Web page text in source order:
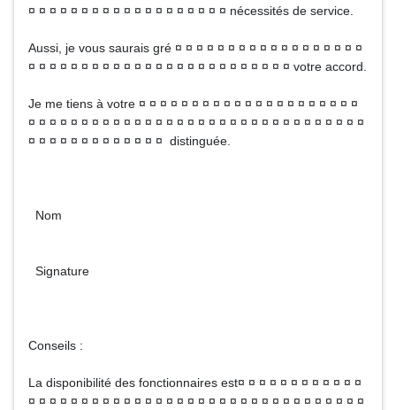
¤ ¤ ¤ ¤ ¤ ¤ ¤ ¤ ¤ ¤ ¤ ¤ ¤ ¤ ¤ ¤ ¤ ¤ ¤ nécessités de service.
Aussi, je vous saurais gré ¤ ¤ ¤ ¤ ¤ ¤ ¤ ¤ ¤ ¤ ¤ ¤ ¤ ¤ ¤ ¤ ¤ ¤
¤ ¤ ¤ ¤ ¤ ¤ ¤ ¤ ¤ ¤ ¤ ¤ ¤ ¤ ¤ ¤ ¤ ¤ ¤ ¤ ¤ ¤ ¤ ¤ ¤ votre accord.
Je me tiens à votre ¤ ¤ ¤ ¤ ¤ ¤ ¤ ¤ ¤ ¤ ¤ ¤ ¤ ¤ ¤ ¤ ¤ ¤ ¤ ¤ ¤
¤ ¤ ¤ ¤ ¤ ¤ ¤ ¤ ¤ ¤ ¤ ¤ ¤ ¤ ¤ ¤ ¤ ¤ ¤ ¤ ¤ ¤ ¤ ¤ ¤ ¤ ¤ ¤ ¤ ¤ ¤ ¤
¤ ¤ ¤ ¤ ¤ ¤ ¤ ¤ ¤ ¤ ¤ ¤ ¤ distinguée.
Nom
Signature
Conseils :
La disponibilité des fonctionnaires est¤ ¤ ¤ ¤ ¤ ¤ ¤ ¤ ¤ ¤ ¤ ¤
¤ ¤ ¤ ¤ ¤ ¤ ¤ ¤ ¤ ¤ ¤ ¤ ¤ ¤ ¤ ¤ ¤ ¤ ¤ ¤ ¤ ¤ ¤ ¤ ¤ ¤ ¤ ¤ ¤ ¤ ¤ ¤